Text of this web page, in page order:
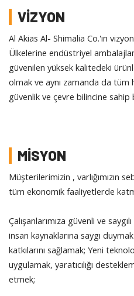
VİZYON
Al Akias Al- Shimalia Co.'ın
Ülkelerine endüstriyel
güvenilen yüksek kalitedeki
olmak ve aynı zamanda da tüm
güvenlik ve çevre bilincine sahip
MİSYON
Müşterilerimizin , varlığımızın
tüm ekonomik faaliyetlerde
Çalışanlarımıza güvenli ve
insan kaynaklarına saygı
katkılarını sağlamak; Yeni
uygulamak, yaratıcılığı
etmek;